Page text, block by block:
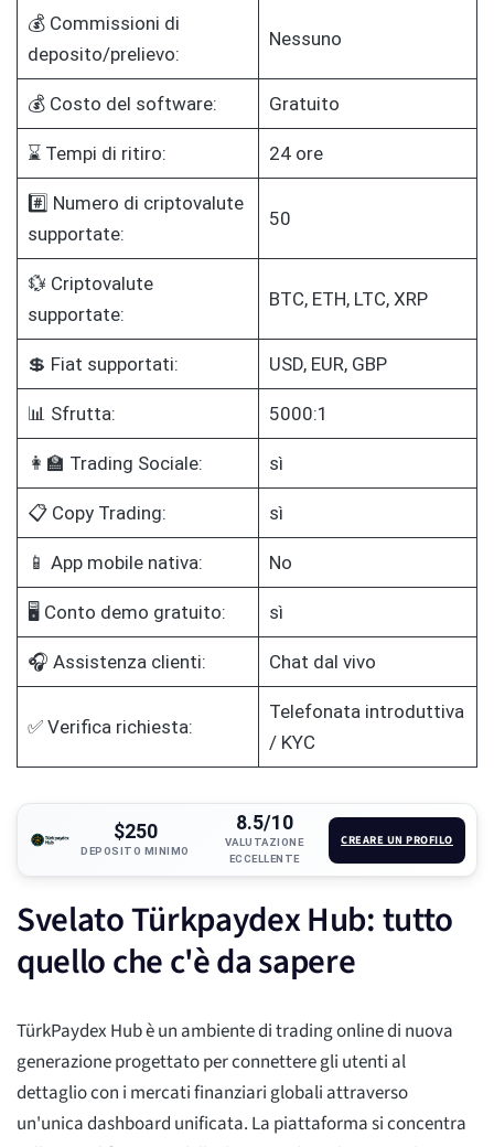
💰 Commissioni di
deposito/prelievo:
Nessuno
💰 Costo del software: Gratuito
⌛ Tempi di ritiro: 24 ore
#️⃣ Numero di criptovalute
supportate:
50
💱 Criptovalute
supportate:
BTC, ETH, LTC, XRP
💲 Fiat supportati: USD, EUR, GBP
📊 Sfrutta: 5000:1
👩‍🏫 Trading Sociale: sì
📋 Copy Trading: sì
📱 App mobile nativa: No
🖥️ Conto demo gratuito: sì
🎧 Assistenza clienti: Chat dal vivo
✅ Verifica richiesta:
Telefonata introduttiva
/ KYC
$250
DEPOSITO MINIMO
8.5/10
VALUTAZIONE
ECCELLENTE
CREARE UN PROFILO
Svelato Türkpaydex Hub: tutto
quello che c'è da sapere
TürkPaydex Hub è un ambiente di trading online di nuova
generazione progettato per connettere gli utenti al
dettaglio con i mercati finanziari globali attraverso
un'unica dashboard unificata. La piattaforma si concentra